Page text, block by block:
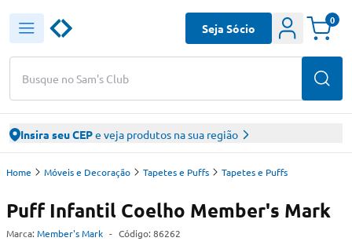
Busque no Sam's Club
Seja Sócio
0
Insira seu CEPe veja produtos na sua região
Home Móveis e Decoração Tapetes e Puffs Tapetes e Puffs
Puff Infantil Coelho Member's Mark
Marca: Member's Mark - Código: 86262